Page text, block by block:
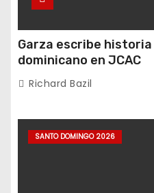
Garza escribe
dominicano en JCAC
Richard Bazil
SANTO DOMINGO 2026